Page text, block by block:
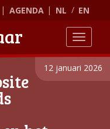
AGENDA NL EN
12 januari 2026